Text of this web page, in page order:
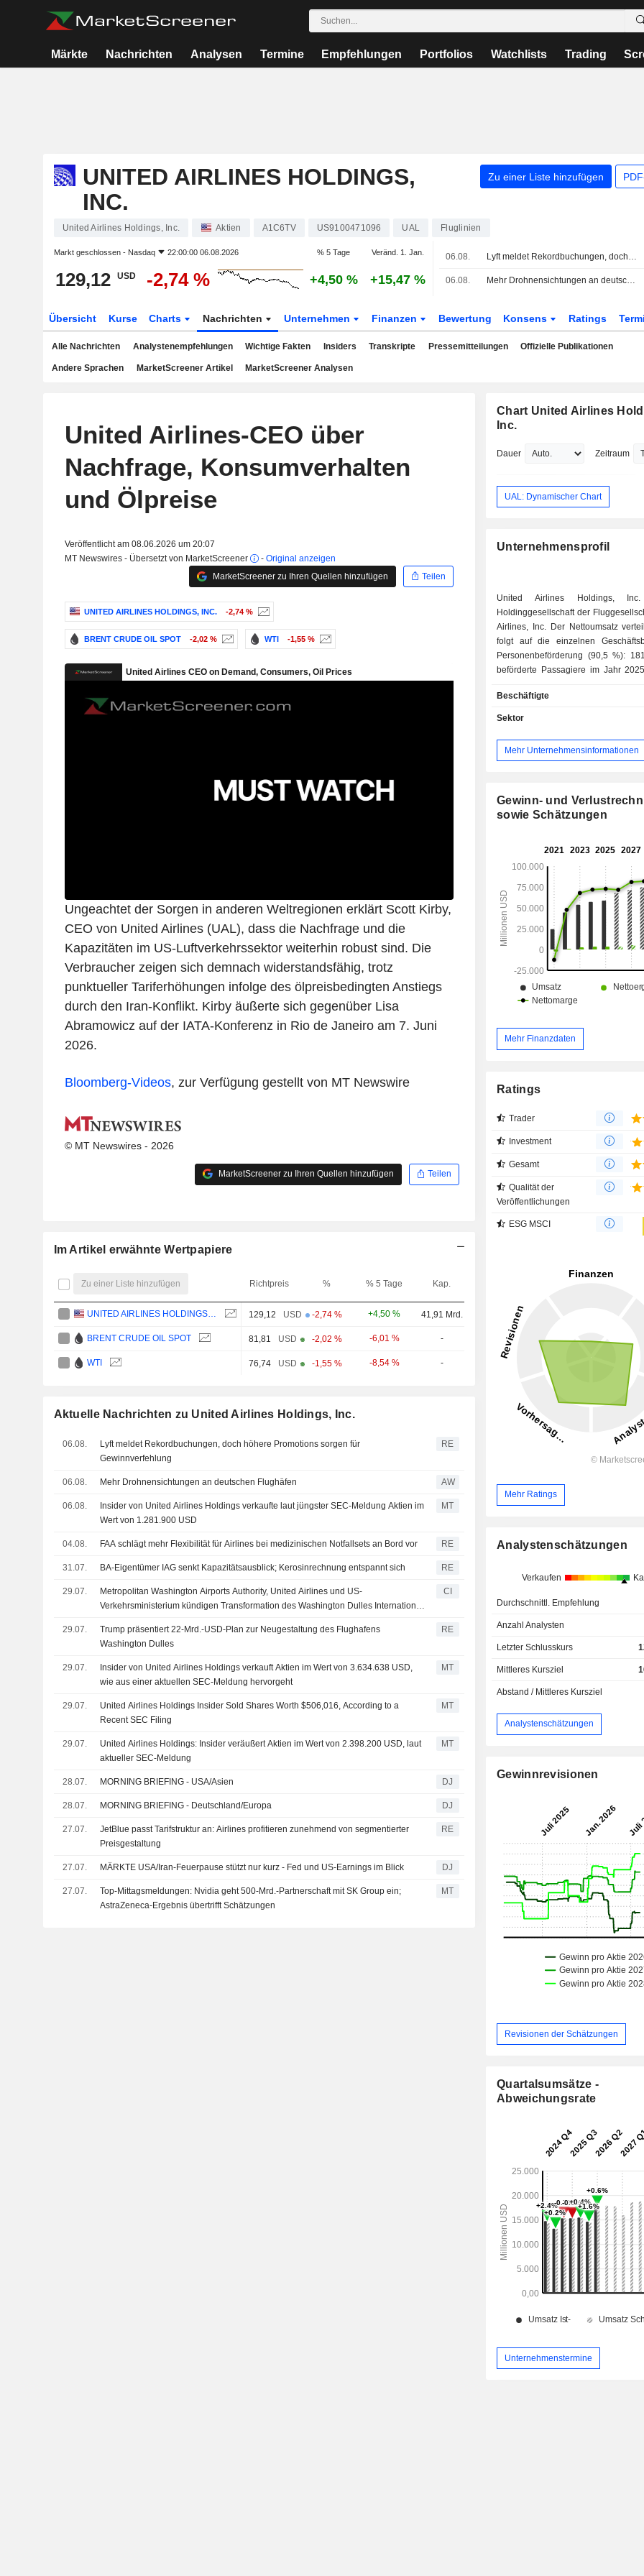
Märkte Nachrichten Analysen Termine Empfehlungen Portfolios Watchlists Trading
UNITED AIRLINES HOLDINGS,
INC.
Zu einer Liste hinzufügen
United Airlines Holdings, Inc. Aktien A1C6TV US9100471096 UAL Fluglinien
Markt geschlossen - Nasdaq 22:00:00 06.08.2026 % 5 Tage Veränd. 1. Jan.
129,12 USD -2,74 % +4,50 % +15,47 %
06.08. Lyft meldet Rekordbuchungen, doch höhere Promotions sorgen für Gewinnverfehlung
06.08. Mehr Drohnensichtungen an deutschen Flughäfen
Übersicht Kurse Charts Nachrichten Unternehmen Finanzen Bewertung Konsens Ratings
Alle Nachrichten Analystenempfehlungen Wichtige Fakten Insiders Transkripte Pressemitteilungen Offizielle Publikationen
Andere Sprachen MarketScreener Artikel MarketScreener Analysen
United Airlines-CEO über
Nachfrage, Konsumverhalten
und Ölpreise
Veröffentlicht am 08.06.2026 um 20:07
MT Newswires - Übersetzt von MarketScreener
- Original anzeigen
MarketScreener zu Ihren Quellen hinzufügen
Teilen
UNITED AIRLINES HOLDINGS, INC. -2,74 %
BRENT CRUDE OIL SPOT -2,02 % WTI -1,55 %
Ungeachtet der Sorgen in anderen Weltregionen erklärt Scott Kirby,
CEO von United Airlines (UAL), dass die Nachfrage und die
Kapazitäten im US-Luftverkehrssektor weiterhin robust sind. Die
Verbraucher zeigen sich demnach widerstandsfähig, trotz
punktueller Tariferhöhungen infolge des ölpreisbedingten Anstiegs
durch den Iran-Konflikt. Kirby äußerte sich gegenüber Lisa
Abramowicz auf der IATA-Konferenz in Rio de Janeiro am 7. Juni
2026.
Bloomberg-Videos, zur Verfügung gestellt von MT Newswire
© MT Newswires - 2026
MarketScreener zu Ihren Quellen hinzufügen Teilen
Im Artikel erwähnte Wertpapiere
Zu einer Liste hinzufügen Richtpreis % % 5 Tage Kap.
UNITED AIRLINES HOLDINGS, INC. 129,12 USD -2,74 % +4,50 % 41,91 Mrd.
BRENT CRUDE OIL SPOT 81,81 USD -2,02 % -6,01 % -
WTI 76,74 USD -1,55 % -8,54 % -
Aktuelle Nachrichten zu United Airlines Holdings, Inc.
06.08.
Lyft meldet Rekordbuchungen, doch höhere Promotions sorgen für
Gewinnverfehlung
RE
06.08. Mehr Drohnensichtungen an deutschen Flughäfen AW
06.08.
Insider von United Airlines Holdings verkaufte laut jüngster SEC-Meldung Aktien im
Wert von 1.281.900 USD
MT
04.08. FAA schlägt mehr Flexibilität für Airlines bei medizinischen Notfallsets an Bord vor RE
31.07. BA-Eigentümer IAG senkt Kapazitätsausblick; Kerosinrechnung entspannt sich RE
29.07.
Metropolitan Washington Airports Authority, United Airlines und US-
Verkehrsministerium kündigen Transformation des Washington Dulles International
CI
29.07.
Trump präsentiert 22-Mrd.-USD-Plan zur Neugestaltung des Flughafens
Washington Dulles
RE
29.07.
Insider von United Airlines Holdings verkauft Aktien im Wert von 3.634.638 USD,
wie aus einer aktuellen SEC-Meldung hervorgeht
MT
29.07.
United Airlines Holdings Insider Sold Shares Worth $506,016, According to a
Recent SEC Filing
MT
29.07.
United Airlines Holdings: Insider veräußert Aktien im Wert von 2.398.200 USD, laut
aktueller SEC-Meldung
MT
28.07. MORNING BRIEFING - USA/Asien DJ
28.07. MORNING BRIEFING - Deutschland/Europa DJ
27.07.
JetBlue passt Tarifstruktur an: Airlines profitieren zunehmend von segmentierter
Preisgestaltung
RE
27.07. MÄRKTE USA/Iran-Feuerpause stützt nur kurz - Fed und US-Earnings im Blick DJ
27.07.
Top-Mittagsmeldungen: Nvidia geht 500-Mrd.-Partnerschaft mit SK Group ein;
AstraZeneca-Ergebnis übertrifft Schätzungen
MT
Chart United Airlines
Inc.
Dauer Zeitraum
UAL: Dynamischer Chart
Unternehmensprofil
United Airlines Holdings,
Holdinggesellschaft der
Airlines, Inc. Der Nettoumsatz
folgt auf die einzelnen
Personenbeförderung (90,5 %):
beförderte Passagiere im Jahr 2025; -
Wartung und Reparatur von
Wartung von Ausrüstung,
Flotte von 1.490 Flugzeugen. Der Nettoumsatz
verteilt sich geografisch wie folgt:
Beschäftigte
Sektor
Mehr Unternehmensinformationen
Gewinn- und
sowie Schätzungen
Mehr Finanzdaten
Ratings
Trader
Investment
Gesamt
Qualität der
Veröffentlichungen
ESG MSCI
Mehr Ratings
Analystenschätzungen
Verkaufen
Durchschnittl. Empfehlung
Anzahl Analysten
Letzter Schlusskurs
Mittleres Kursziel
Abstand / Mittleres Kursziel
Analystenschätzungen
Gewinnrevisionen
Revisionen der Schätzungen
Quartalsumsätze -
Abweichungsrate
Unternehmenstermine